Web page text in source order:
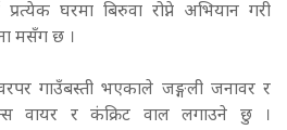
घरमा बिरुवा रोप्ने अभियान गरी
मसँग छ ।
गाउँबस्ती भएकाले जङ्गली जनावर र
वायर र कंक्रिट वाल लगाउने छु ।